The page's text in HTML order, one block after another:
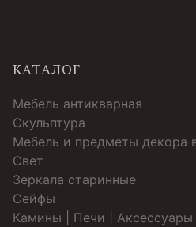
КАТАЛОГ
Мебель антикварная
Скульптура
Мебель и предметы декора
Свет
Зеркала старинные
Cейфы
Камины | Печи | Аксессуары